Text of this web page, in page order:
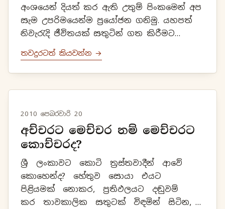
අංශයෙන් දියත් කර ඇති උතුම් පිංකමෙන් අප
සැම උපරිමයෙන්ම ප්‍රයෝජන ගනිමු. යහපත්
නිවැරැදි ජීවිතයක් සතුටින් ගත කිරීමට
උපදෙස් දුන් ශ්‍රේෂ්ඨතම මනෝ විද්‍යාඥයා වන,
සම්මා සම්බුදුරජාණන්...
තවදුරටත් කියවන්න →
2010 පෙබරවාරි 20
අච්චරට මෙච්චර නම් මෙච්චරට
කොච්චරද?
ශ්‍රී ලංකාවට කොටි ත්‍රස්තවාදීන් ආවේ
කොහෙන්ද? හේතුව සොයා එයට
පිළියමක් නොකර, ප්‍රතිඵලයට දඬුවම්
කර තාවකාලික සතුටක් විඳමින් සිටින,